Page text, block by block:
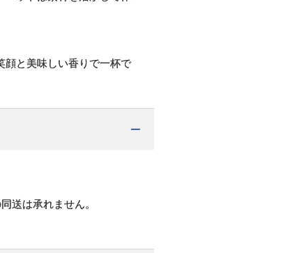
顔と美味しい香りで一杯で
送は承れません。